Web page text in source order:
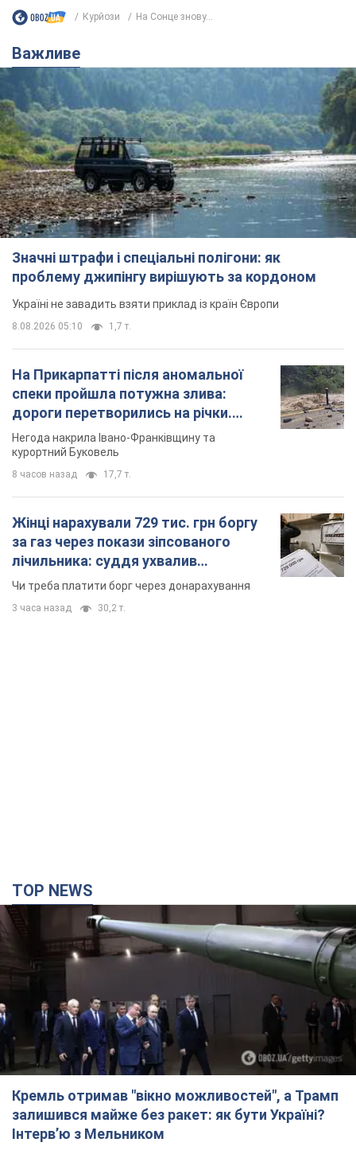
Курйози На Сонце знову...
Важливе
Значні штрафи і спеціальні полігони: як
проблему джипінгу вирішують за кордоном
Україні не завадить взяти приклад із країн Європи
8.08.2026 05:10 1,7 т.
На Прикарпатті після аномальної
спеки пройшла потужна злива:
дороги перетворились на річки.
Відео
Негода накрила Івано-Франківщину та
курортний Буковель
8 часов назад 17,7 т.
Жінці нарахували 729 тис. грн боргу
за газ через покази зіпсованого
лічильника: суддя ухвалив
неочікуване рішення
Чи треба платити борг через донарахування
3 часа назад 30,2 т.
TOP NEWS
Кремль отримав "вікно можливостей", а Трамп
залишився майже без ракет: як бути Україні?
Інтерв’ю з Мельником